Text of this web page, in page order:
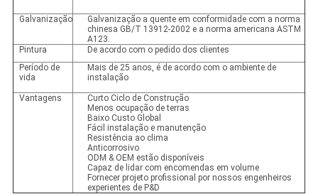
Galvanização
Galvanização a quente em conformidade com a norma
chinesa GB/T 13912-2002 e a norma americana ASTM
A123.
Pintura
De acordo com o pedido dos clientes
Período de
vida
Mais de 25 anos, é de acordo com o ambiente de
instalação
Vantagens
Curto Ciclo de Construção
Menos ocupação de terras
Baixo Custo Global
Fácil instalação e manutenção
Resistência ao clima
Anticorrosivo
ODM & OEM estão disponíveis
Capaz de lidar com encomendas em volume
Fornecer projeto profissional por nossos engenheiros
experientes de P&D